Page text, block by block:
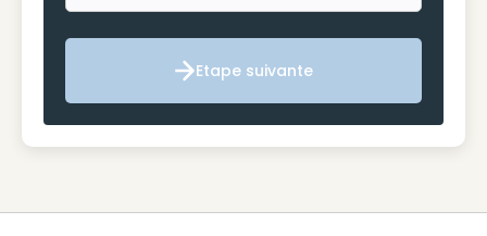
Etape suivante
Etape suivante